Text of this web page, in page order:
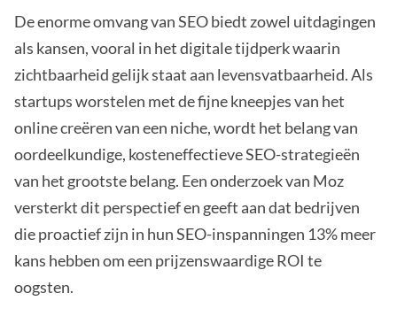
De enorme omvang van SEO biedt zowel uitdagingen
als kansen, vooral in het digitale tijdperk waarin
zichtbaarheid gelijk staat aan levensvatbaarheid. Als
startups worstelen met de fijne kneepjes van het
online creëren van een niche, wordt het belang van
oordeelkundige, kosteneffectieve SEO-strategieën
van het grootste belang. Een onderzoek van Moz
versterkt dit perspectief en geeft aan dat bedrijven
die proactief zijn in hun SEO-inspanningen 13% meer
kans hebben om een prijzenswaardige ROI te
oogsten.